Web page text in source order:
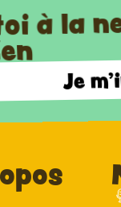
à la
Je